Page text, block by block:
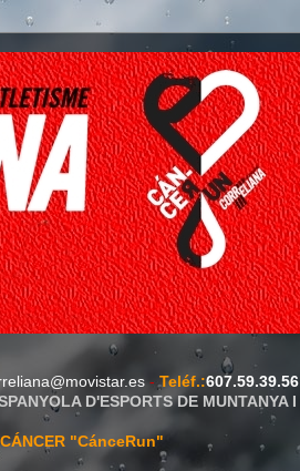
-Teléf.:607.59.39.56
D'ESPORTS DE MUNTANYA I
"CánceRun"